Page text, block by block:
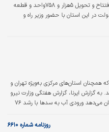
دنیای‌ اقتصاد - یزد: مدیرکل بنیاد مسکن انقلاب اسلامی یزد از افتتاح و تحویل ۵هزار و ۷۵۸واحد و قطعه
این استان با حضور وزیر راه و
به ۶۲ درصد رسیده است که همچنان استان‌های مرکزی به‌ویژه تهران و
گزارش ایرنا، گزارش هفتگی وزارت نیرو
از وضعیت سدهای مخزنی کشور تا ۲۴ تیرماه سال آبی جاری نشان می‌دهد ورودی آب به سدها با رشد ۷۶
روزنامه شماره ۶۶۱۰